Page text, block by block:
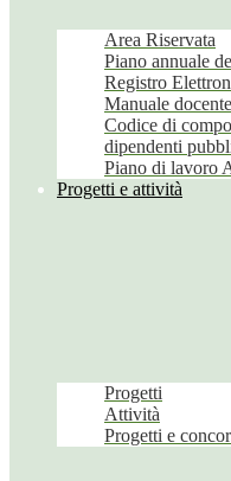
Area Riservata
Piano annuale
Registro
Manuale docente
Codice di
dipendenti
Piano di lavoro
Progetti e attività
Progetti
Attività
Progetti e